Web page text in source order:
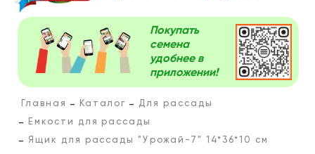
Покупать
семена
удобнее в
приложении!
Главная Каталог
Для рассады
Емкости для рассады
Ящик для рассады "Урожай-7" 14*36*10 см